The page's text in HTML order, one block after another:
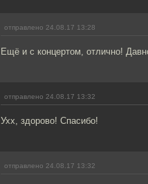
отправлено 24.08.17 13:28
Ещё и с концертом, отлично!
отправлено 24.08.17 13:32
Ухх, здорово! Спасибо!
отправлено 24.08.17 13:32